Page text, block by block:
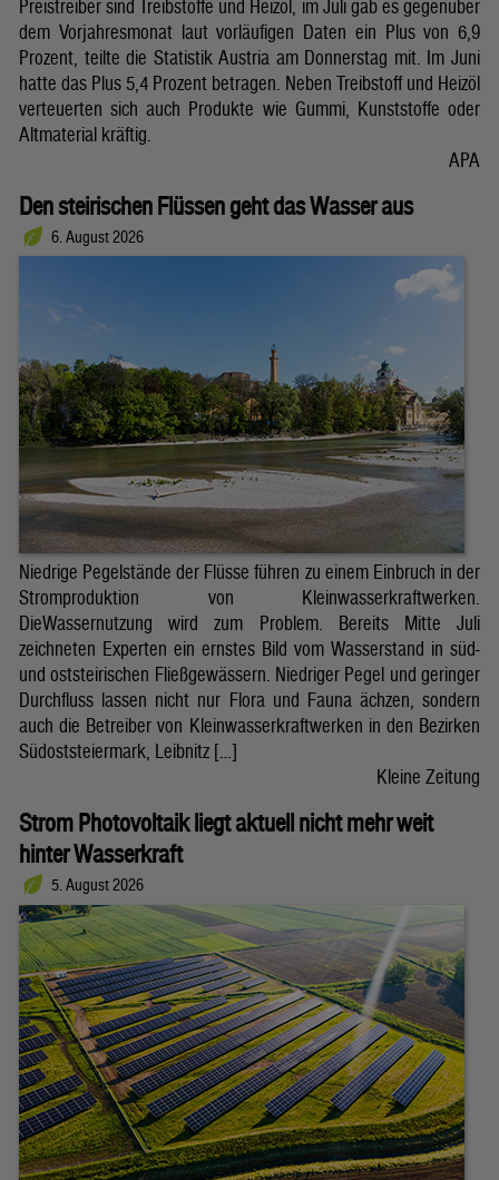
Preistreiber sind Treibstoffe und Heizöl, im Juli gab es gegenüber
dem Vorjahresmonat laut vorläufigen Daten ein Plus von 6,9
Prozent, teilte die Statistik Austria am Donnerstag mit. Im Juni
hatte das Plus 5,4 Prozent betragen. Neben Treibstoff und Heizöl
verteuerten sich auch Produkte wie Gummi, Kunststoffe oder
Altmaterial kräftig.
APA
Den steirischen Flüssen geht das Wasser aus
6. August 2026
Niedrige Pegelstände der Flüsse führen zu einem Einbruch in der
Stromproduktion von Kleinwasserkraftwerken.
DieWassernutzung wird zum Problem. Bereits Mitte Juli
zeichneten Experten ein ernstes Bild vom Wasserstand in süd-
und oststeirischen Fließgewässern. Niedriger Pegel und geringer
Durchfluss lassen nicht nur Flora und Fauna ächzen, sondern
auch die Betreiber von Kleinwasserkraftwerken in den Bezirken
Südoststeiermark, Leibnitz […]
Kleine Zeitung
Strom Photovoltaik liegt aktuell nicht mehr weit
hinter Wasserkraft
5. August 2026